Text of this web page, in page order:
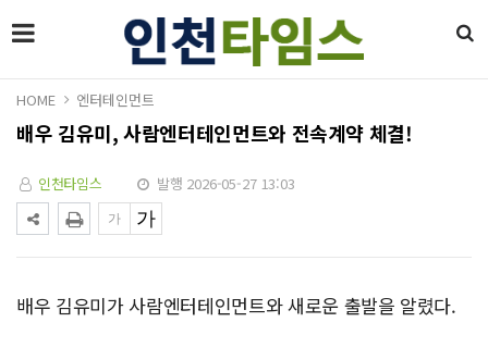
HOME 엔터테인먼트
배우 김유미, 사람엔터테인먼트와 전속계약 체결!
인천타임스 발행 2026-05-27 13:03
배우 김유미가 사람엔터테인먼트와 새로운 출발을 알렸다.